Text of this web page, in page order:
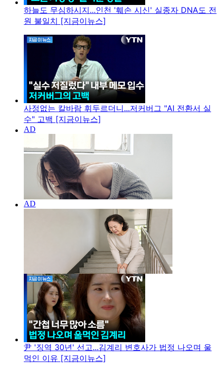
하늘도 무심하시지...인천 '훼손 시신' 실종자 DNA도 전
원 불일치 [지금이뉴스]
사정없는 칼바람 휘두르더니...저커버그 "AI 전환서 실
수" 고백 [지금이뉴스]
尹 '징역 30년' 선고...김계리 변호사가 법정 나오며 울
먹인 이유 [지금이뉴스]